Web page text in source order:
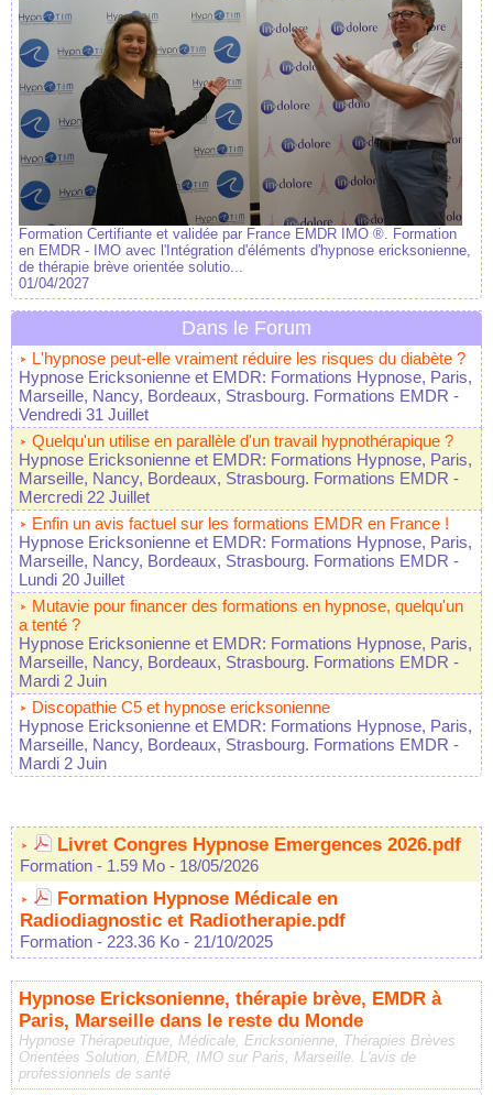
Formation Certifiante et validée par France EMDR IMO ®. Formation
en EMDR - IMO avec l'Intégration d'éléments d'hypnose ericksonienne,
de thérapie brève orientée solutio...
01/04/2027
Dans le Forum
L'hypnose peut-elle vraiment réduire les risques du diabète ?
Hypnose Ericksonienne et EMDR: Formations Hypnose, Paris,
Marseille, Nancy, Bordeaux, Strasbourg. Formations EMDR -
Vendredi 31 Juillet
Quelqu'un utilise en parallèle d'un travail hypnothérapique ?
Hypnose Ericksonienne et EMDR: Formations Hypnose, Paris,
Marseille, Nancy, Bordeaux, Strasbourg. Formations EMDR -
Mercredi 22 Juillet
Enfin un avis factuel sur les formations EMDR en France !
Hypnose Ericksonienne et EMDR: Formations Hypnose, Paris,
Marseille, Nancy, Bordeaux, Strasbourg. Formations EMDR -
Lundi 20 Juillet
Mutavie pour financer des formations en hypnose, quelqu'un
a tenté ?
Hypnose Ericksonienne et EMDR: Formations Hypnose, Paris,
Marseille, Nancy, Bordeaux, Strasbourg. Formations EMDR -
Mardi 2 Juin
Discopathie C5 et hypnose ericksonienne
Hypnose Ericksonienne et EMDR: Formations Hypnose, Paris,
Marseille, Nancy, Bordeaux, Strasbourg. Formations EMDR -
Mardi 2 Juin
Livret Congres Hypnose Emergences 2026.pdf
Formation - 1.59 Mo - 18/05/2026
Formation Hypnose Médicale en
Radiodiagnostic et Radiotherapie.pdf
Formation - 223.36 Ko - 21/10/2025
Hypnose Ericksonienne, thérapie brève, EMDR à
Paris, Marseille dans le reste du Monde
Hypnose Thérapeutique, Médicale, Ericksonienne, Thérapies Brèves
Orientées Solution, EMDR, IMO sur Paris, Marseille. L'avis de
professionnels de santé